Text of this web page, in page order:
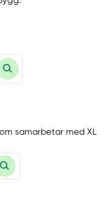
samarbetar med XL